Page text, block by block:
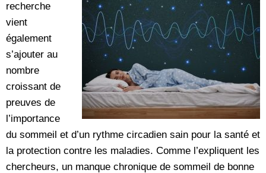
recherche
vient
également
s’ajouter au
nombre
croissant de
preuves de
l’importance
du sommeil et d’un rythme circadien sain pour la santé et
la protection contre les maladies. Comme l’expliquent les
chercheurs, un manque chronique de sommeil de bonne